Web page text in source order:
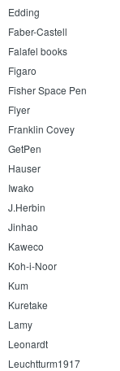
Edding
Faber-Castell
Falafel books
Figaro
Fisher Space Pen
Flyer
Franklin Covey
GetPen
Hauser
Iwako
J.Herbin
Jinhao
Kaweco
Koh-i-Noor
Kum
Kuretake
Lamy
Leonardt
Leuchtturm1917